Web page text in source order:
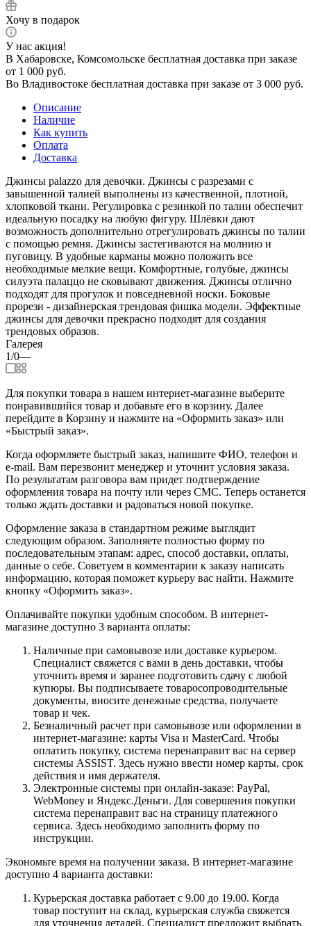
Хочу в подарок
У нас акция!
В Хабаровске, Комсомольске бесплатная доставка при заказе
от 1 000 руб.
Во Владивостоке бесплатная доставка при заказе от 3 000 руб.
Описание
Наличие
Как купить
Оплата
Доставка
Джинсы palazzo для девочки. Джинсы с разрезами с
завышенной талией выполнены из качественной, плотной,
хлопковой ткани. Регулировка с резинкой по талии обеспечит
идеальную посадку на любую фигуру. Шлёвки дают
возможность дополнительно отрегулировать джинсы по талии
с помощью ремня. Джинсы застегиваются на молнию и
пуговицу. В удобные карманы можно положить все
необходимые мелкие вещи. Комфортные, голубые, джинсы
силуэта палаццо не сковывают движения. Джинсы отлично
подходят для прогулок и повседневной носки. Боковые
прорези - дизайнерская трендовая фишка модели. Эффектные
джинсы для девочки прекрасно подходят для создания
трендовых образов.
Галерея
1/0—
Для покупки товара в нашем интернет-магазине выберите
понравившийся товар и добавьте его в корзину. Далее
перейдите в Корзину и нажмите на «Оформить заказ» или
«Быстрый заказ».
Когда оформляете быстрый заказ, напишите ФИО, телефон и
e-mail. Вам перезвонит менеджер и уточнит условия заказа.
По результатам разговора вам придет подтверждение
оформления товара на почту или через СМС. Теперь останется
только ждать доставки и радоваться новой покупке.
Оформление заказа в стандартном режиме выглядит
следующим образом. Заполняете полностью форму по
последовательным этапам: адрес, способ доставки, оплаты,
данные о себе. Советуем в комментарии к заказу написать
информацию, которая поможет курьеру вас найти. Нажмите
кнопку «Оформить заказ».
Оплачивайте покупки удобным способом. В интернет-
магазине доступно 3 варианта оплаты:
Наличные при самовывозе или доставке курьером.
Специалист свяжется с вами в день доставки, чтобы
уточнить время и заранее подготовить сдачу с любой
купюры. Вы подписываете товаросопроводительные
документы, вносите денежные средства, получаете
товар и чек.
Безналичный расчет при самовывозе или оформлении в
интернет-магазине: карты Visa и MasterCard. Чтобы
оплатить покупку, система перенаправит вас на сервер
системы ASSIST. Здесь нужно ввести номер карты, срок
действия и имя держателя.
Электронные системы при онлайн-заказе: PayPal,
WebMoney и Яндекс.Деньги. Для совершения покупки
система перенаправит вас на страницу платежного
сервиса. Здесь необходимо заполнить форму по
инструкции.
Экономьте время на получении заказа. В интернет-магазине
доступно 4 варианта доставки:
Курьерская доставка работает с 9.00 до 19.00. Когда
товар поступит на склад, курьерская служба свяжется
для уточнения деталей. Специалист предложит выбрать